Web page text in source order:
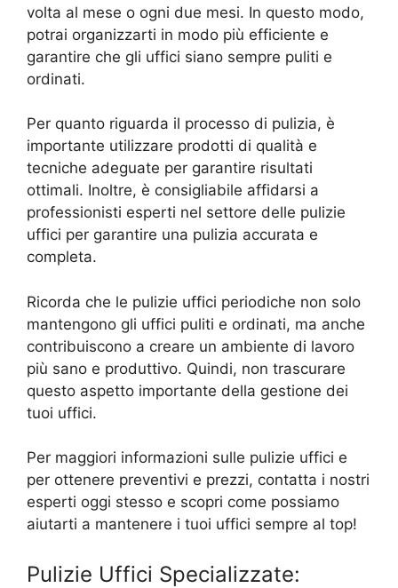
volta al mese o ogni due mesi. In questo modo,
potrai organizzarti in modo più efficiente e
garantire che gli uffici siano sempre puliti e
ordinati.
Per quanto riguarda il processo di pulizia, è
importante utilizzare prodotti di qualità e
tecniche adeguate per garantire risultati
ottimali. Inoltre, è consigliabile affidarsi a
professionisti esperti nel settore delle pulizie
uffici per garantire una pulizia accurata e
completa.
Ricorda che le pulizie uffici periodiche non solo
mantengono gli uffici puliti e ordinati, ma anche
contribuiscono a creare un ambiente di lavoro
più sano e produttivo. Quindi, non trascurare
questo aspetto importante della gestione dei
tuoi uffici.
Per maggiori informazioni sulle pulizie uffici e
per ottenere preventivi e prezzi, contatta i nostri
esperti oggi stesso e scopri come possiamo
aiutarti a mantenere i tuoi uffici sempre al top!
Pulizie Uffici Specializzate: